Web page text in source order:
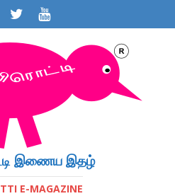
இணைய இதழ்
E-MAGAZINE